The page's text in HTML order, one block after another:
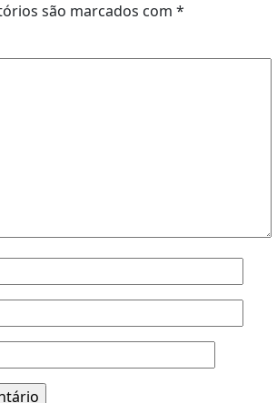
são marcados com *